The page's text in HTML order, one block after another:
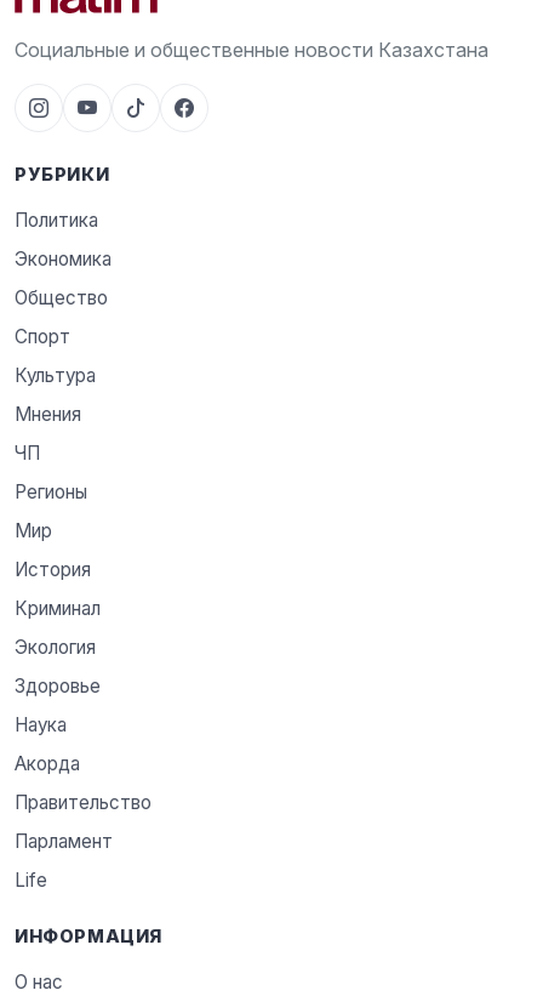
Социальные и общественные новости Казахстана
РУБРИКИ
Политика
Экономика
Общество
Спорт
Культура
Мнения
ЧП
Регионы
Мир
История
Криминал
Экология
Здоровье
Наука
Акорда
Правительство
Парламент
Life
ИНФОРМАЦИЯ
О нас